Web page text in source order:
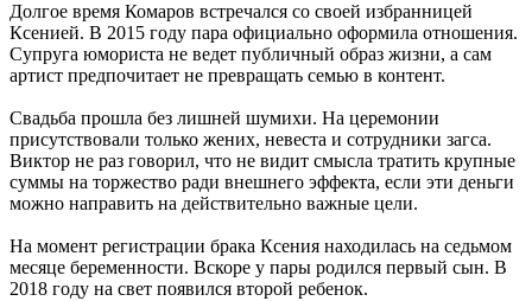
Долгое время Комаров встречался со своей избранницей
Ксенией. В 2015 году пара официально оформила отношения.
Супруга юмориста не ведет публичный образ жизни, а сам
артист предпочитает не превращать семью в контент.
Свадьба прошла без лишней шумихи. На церемонии
присутствовали только жених, невеста и сотрудники загса.
Виктор не раз говорил, что не видит смысла тратить крупные
суммы на торжество ради внешнего эффекта, если эти деньги
можно направить на действительно важные цели.
На момент регистрации брака Ксения находилась на седьмом
месяце беременности. Вскоре у пары родился первый сын. В
2018 году на свет появился второй ребенок.